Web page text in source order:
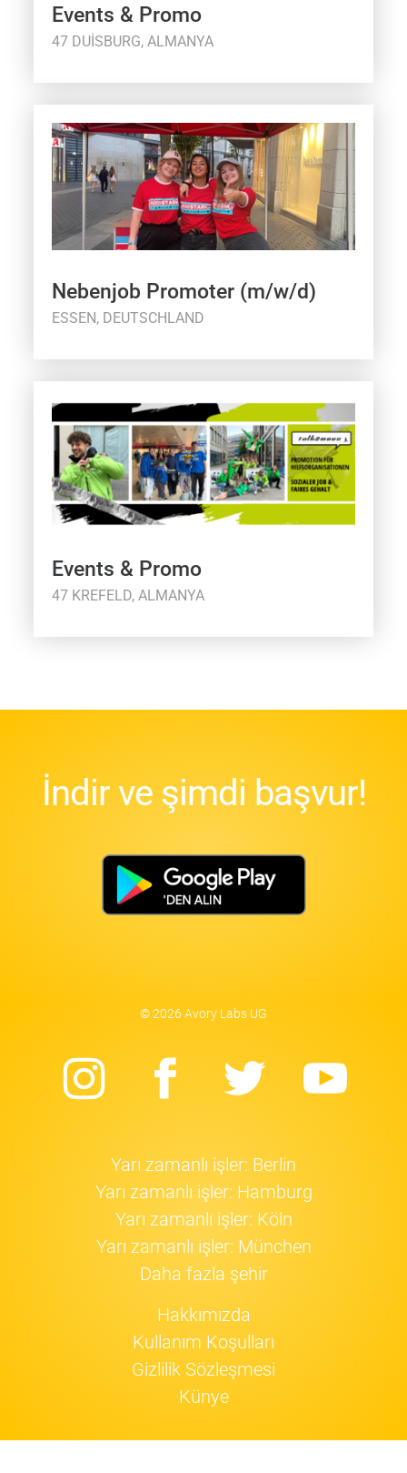
Events & Promo
47 DUISBURG, ALMANYA
Nebenjob Promoter (m/w/d)
ESSEN, DEUTSCHLAND
Events & Promo
47 KREFELD, ALMANYA
İndir ve şimdi başvur!
© 2026 Avory Labs UG
Instagram
Facebook
Twitter
Yarı zamanlı işler: Berlin
Yarı zamanlı işler: Hamburg
Yarı zamanlı işler: Köln
Yarı zamanlı işler: München
Daha fazla şehir
Hakkımızda
Kullanım Koşulları
Gizlilik Sözleşmesi
Künye